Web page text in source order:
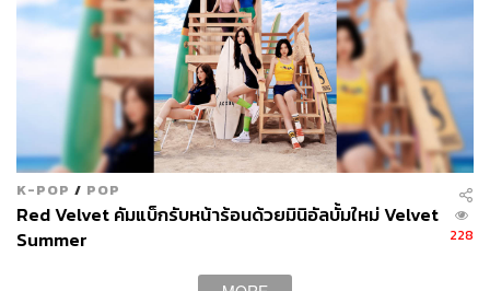
K-POP / POP
Red Velvet คัมแบ็กรับหน้าร้อนด้วยมินิอัลบั้มใหม่ Velvet
Summer
228